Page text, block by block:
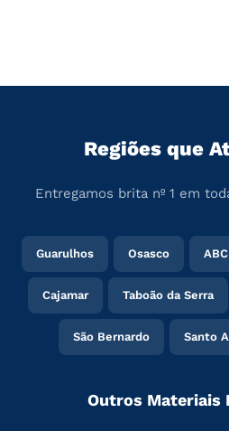
Regiões que
Entregamos brita nº 1 em
Guarulhos Osasco ABC
Cajamar Taboão da Serra
São Bernardo Santo
Outros Materiais